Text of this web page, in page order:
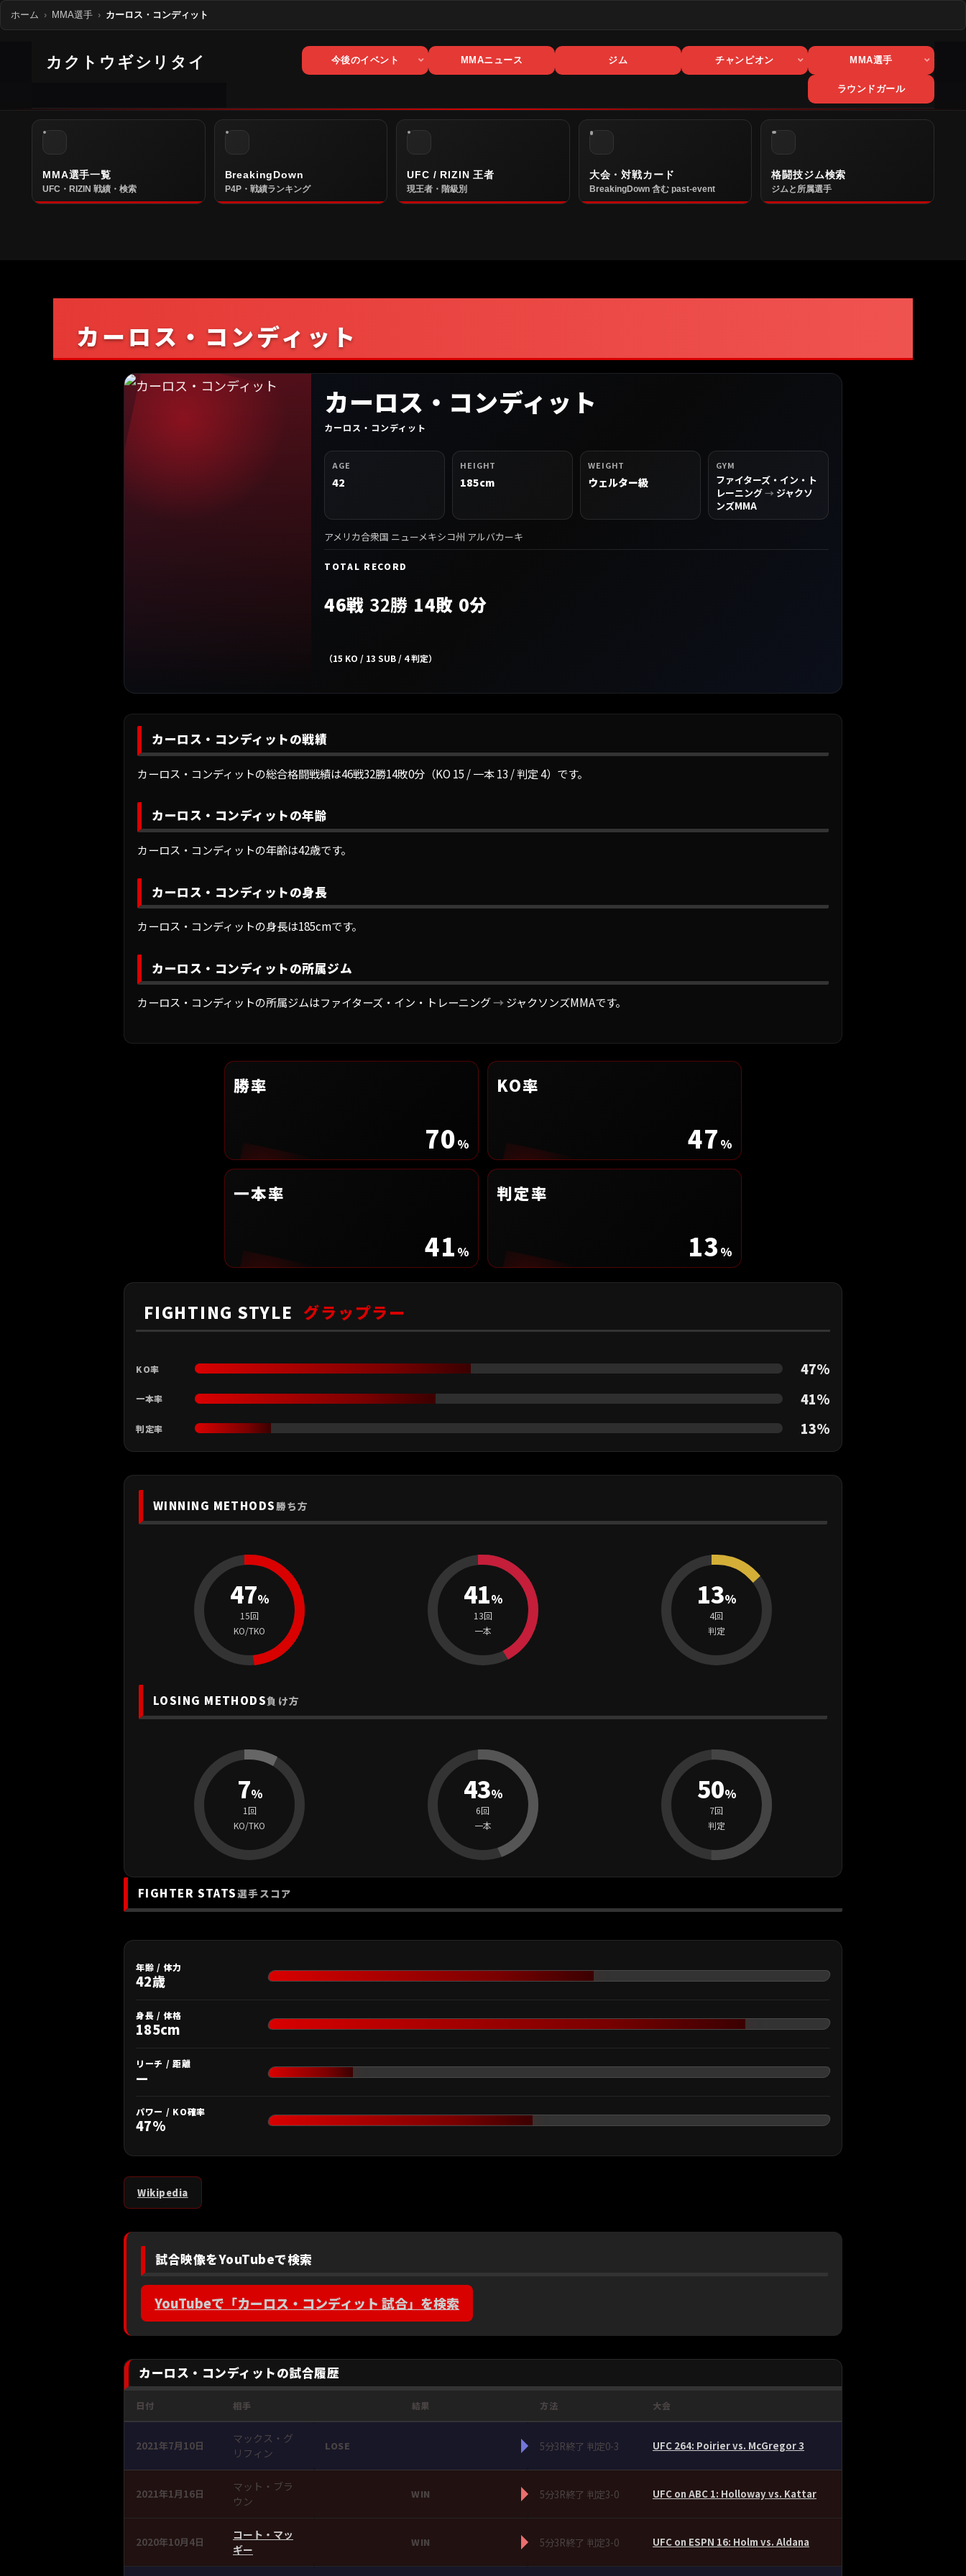
ホーム MMA選手 カーロス・コンディット
カクトウギシリタイ 今後のイベント MMAニュース ジム チャンピオン MMA選手
ラウンドガール
MMA選手一覧
UFC・RIZIN 戦績・検索
BreakingDown
P4P・戦績ランキング
UFC / RIZIN 王者
現王者・階級別
大会・対戦カード
BreakingDown 含む past-event
格闘技ジム検索
ジムと所属選手
カーロス・コンディット
カーロス・コンディット
カーロス・コンディット
AGE
42
HEIGHT
185cm
WEIGHT
ウェルター級
GYM
ファイターズ・イン・ト
レーニング→ ジャクソ
ンズMMA
アメリカ合衆国 ニューメキシコ州 アルバカーキ
TOTAL RECORD
46戦 32勝 14敗 0分
（15 KO / 13 SUB / 4 判定）
カーロス・コンディットの戦績
カーロス・コンディットの総合格闘戦績は46戦32勝14敗0分（KO 15 / 一本 13 / 判定 4）です。
カーロス・コンディットの年齢
カーロス・コンディットの年齢は42歳です。
カーロス・コンディットの身長
カーロス・コンディットの身長は185cmです。
カーロス・コンディットの所属ジム
カーロス・コンディットの所属ジムはファイターズ・イン・トレーニング→ジャクソンズMMAです。
勝率
70%
KO率
47 %
一本率
41 %
判定率
13 %
FIGHTING STYLE グラップラー
KO率 47%
一本率 41%
判定率 13%
WINNING METHODS勝ち方
47%
15回
KO/TKO
41%
13回
一本
13%
4回
判定
LOSING METHODS負け方
7%
1回
KO/TKO
43%
6回
一本
50%
7回
判定
FIGHTER STATS選手スコア
年齢 / 体力
42歳
身長 / 体格
185cm
リーチ / 距離
—
パワー / KO確率
47%
Wikipedia
試合映像をYouTubeで検索
YouTubeで「カーロス・コンディット 試合」を検索
カーロス・コンディットの試合履歴
日付 相手 結果 方法 大会
2021年7月10日
マックス・グ
リフィン
LOSE 5分3R終了 判定0-3 UFC 264: Poirier vs. McGregor 3
2021年1月16日
マット・ブラ
ウン
WIN 5分3R終了 判定3-0 UFC on ABC 1: Holloway vs. Kattar
2020年10月4日
コート・マッ
ギー
WIN 5分3R終了 判定3-0 UFC on ESPN 16: Holm vs. Aldana